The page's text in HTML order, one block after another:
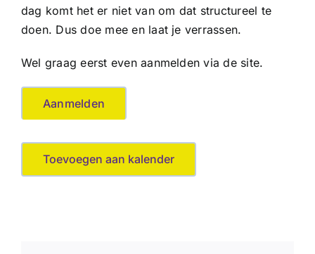
dag komt het er niet van om dat structureel te
doen. Dus doe mee en laat je verrassen.
Wel graag eerst even aanmelden via de site.
Aanmelden
Toevoegen aan kalender